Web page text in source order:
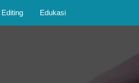
Editing Edukasi